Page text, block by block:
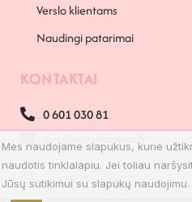
Verslo klientams
Naudingi patarimai
KONTAKTAI
0 601 030 81
Sekite mus Facebook
Mes naudojame slapukus, kurie
naudotis tinklalapiu. Jei toliau
Jūsų sutikimui su slapukų naudojimu.